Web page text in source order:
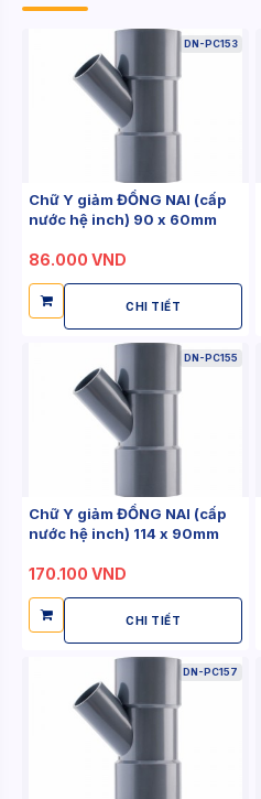
DN-PC153
Chữ Y giảm ĐỒNG NAI (cấp
nước hệ inch) 90 x 60mm
86.000 VND
CHI TIẾT
DN-PC155
Chữ Y giảm ĐỒNG NAI (cấp
nước hệ inch) 114 x 90mm
170.100 VND
CHI TIẾT
DN-PC157